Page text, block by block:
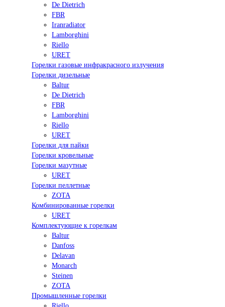
De Dietrich
FBR
Iranradiator
Lamborghini
Riello
URET
Горелки газовые инфракрасного излучения
Горелки дизельные
Baltur
De Dietrich
FBR
Lamborghini
Riello
URET
Горелки для пайки
Горелки кровельные
Горелки мазутные
URET
Горелки пеллетные
ZOTA
Комбинированные горелки
URET
Комплектующие к горелкам
Baltur
Danfoss
Delavan
Monarch
Steinen
ZOTA
Промышленные горелки